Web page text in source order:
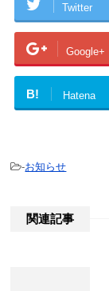
Twitter
Google+
B! Hatena
-お知らせ
関連記事